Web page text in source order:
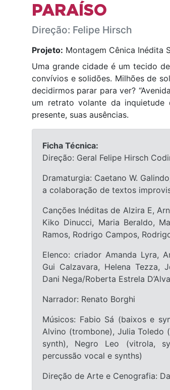
PARAÍSO
Direção: Felipe Hirsch
Projeto: Montagem Cênica Inédita
Uma grande cidade é um tecido
convívios e solidões. Milhões de
decidirmos parar para ver?
um retrato volante da inquietude
presente, suas ausências.
Ficha Técnica:
Direção: Geral Felipe Hirsch
Dramaturgia: Caetano W.
a colaboração de textos
Canções Inéditas de Alzira E,
Kiko Dinucci, Maria Beraldo,
Ramos, Rodrigo Campos,
Elenco: criador Amanda Lyra,
Gui Calzavara, Helena Tezza,
Dani Nega/Roberta Estrela
Narrador: Renato Borghi
Músicos: Fabio Sá (baixos e
Alvino (trombone), Julia Toledo
synth), Negro Leo (vitrola,
percussão vocal e synths)
Direção de Arte e Cenografia: